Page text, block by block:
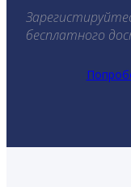
бесплатного